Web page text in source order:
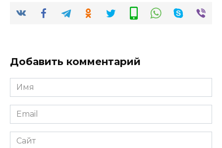
Добавить комментарий
Имя
*
Email
*
Сайт